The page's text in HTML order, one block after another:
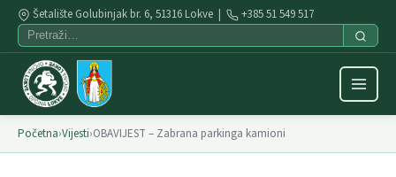
Šetalište Golubinjak br. 6, 51316 Lokve | +385 51 549 517
Početna›Vijesti›OBAVIJEST – Zabrana parkinga kamioni